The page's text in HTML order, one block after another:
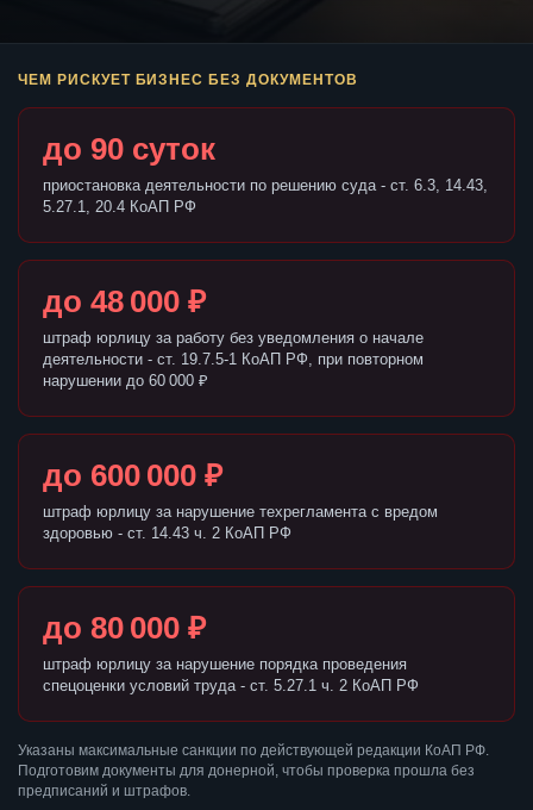
ЧЕМ РИСКУЕТ БИЗНЕС БЕЗ ДОКУМЕНТОВ
до 90 суток
приостановка деятельности по решению суда - ст. 6.3, 14.43,
5.27.1, 20.4 КоАП РФ
до 48 000 ₽
штраф юрлицу за работу без уведомления о начале
деятельности - ст. 19.7.5-1 КоАП РФ, при повторном
нарушении до 60 000 ₽
до 600 000 ₽
штраф юрлицу за нарушение техрегламента с вредом
здоровью - ст. 14.43 ч. 2 КоАП РФ
до 80 000 ₽
штраф юрлицу за нарушение порядка проведения
спецоценки условий труда - ст. 5.27.1 ч. 2 КоАП РФ
Указаны максимальные санкции по действующей редакции КоАП РФ.
Подготовим документы для донерной, чтобы проверка прошла без
предписаний и штрафов.